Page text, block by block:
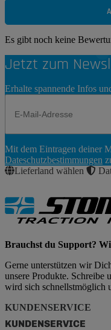
Es gibt noch keine
Jetzt zum
Erhalte spannende Infos
Abonnieren
Mit dem Eintragen deiner
Dateschutzbestimmungen
Lieferland wählen
Brauchst du Support?
Gerne unterstützen wir
unsere Produkte. Schreibe
wird sich schnellstmöglich
KUNDENSERVICE
KUNDENSERVICE